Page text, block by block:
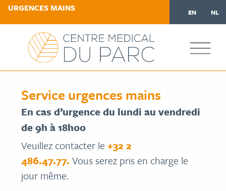
URGENCES MAINS NL
EN
Service urgences mains
En cas d’urgence du lundi au vendredi
de 9h à 18h00
Veuillez contacter le +32 2
486.47.77. Vous serez pris en charge le
jour même.